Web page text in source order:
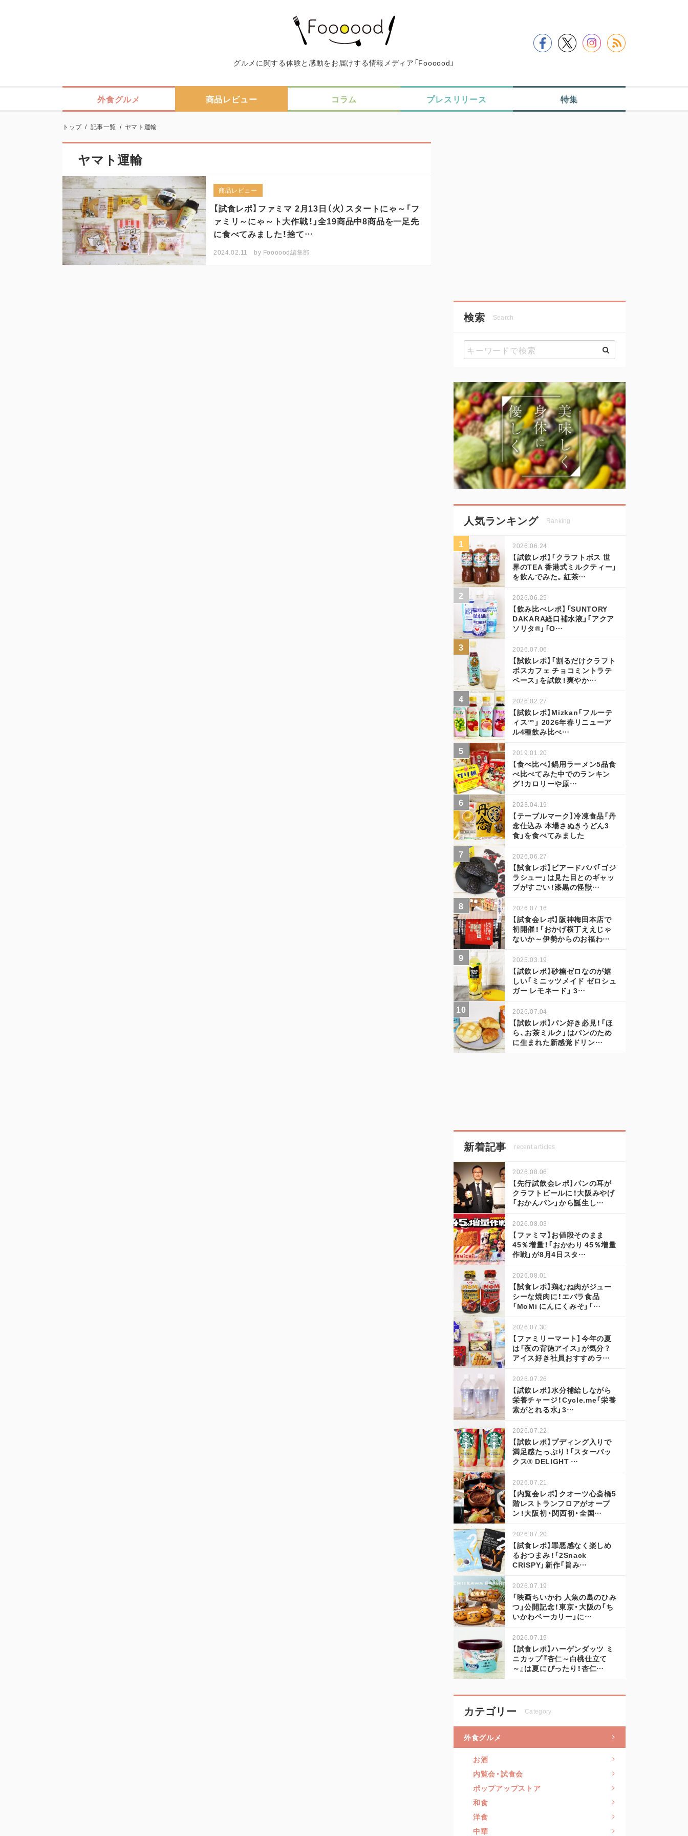
グルメに関する体験と感動をお届けする情報メディア「Foooood」
外食グルメ 商品レビュー コラム プレスリリース 特集
トップ / 記事一覧 / ヤマト運輸
ヤマト運輸
商品レビュー
【試食レポ】ファミマ 2月13日（火）スタートにゃ～「フ
ァミリ～にゃ～ト大作戦！」全19商品中8商品を一足先
に食べてみました！捨て…
2024.02.11 by Foooood編集部
検索 Search
人気ランキング Ranking
2026.06.24
【試飲レポ】「クラフトボス 世
界のTEA 香港式ミルクティー」
を飲んでみた。紅茶…
2026.06.25
【飲み比べレポ】「SUNTORY
DAKARA経口補水液」「アクア
ソリタ®」「O…
2026.07.06
【試飲レポ】「割るだけクラフト
ボスカフェ チョコミントラテ
ベース」を試飲！爽やか…
2026.02.27
【試飲レポ】Mizkan「フルーテ
ィス™」 2026年春リニューア
ル4種飲み比べ…
2019.01.20
【食べ比べ】鍋用ラーメン5品食
べ比べてみた中でのランキン
グ！カロリーや原…
2023.04.19
【テーブルマーク】冷凍食品「丹
念仕込み 本場さぬきうどん3
食」を食べてみました
2026.06.27
【試食レポ】ビアードパパ「ゴジ
ラシュー」は見た目とのギャッ
プがすごい！漆黒の怪獣…
2026.07.16
【試食会レポ】阪神梅田本店で
初開催！「おかげ横丁ええじゃ
ないか～伊勢からのお福わ…
2025.03.19
【試飲レポ】砂糖ゼロなのが嬉
しい「ミニッツメイド ゼロシュ
ガー レモネード」 3…
2026.07.04
【試飲レポ】パン好き必見！「ほ
ら、お茶ミルク」はパンのため
に生まれた新感覚ドリン…
新着記事 recent articles
2026.08.06
【先行試飲会レポ】パンの耳が
クラフトビールに！大阪みやげ
「おかんパン」から誕生し…
2026.08.03
【ファミマ】お値段そのまま
45％増量！「おかわり 45％増量
作戦」が8月4日スタ…
2026.08.01
【試食レポ】鶏むね肉がジュー
シーな焼肉に！エバラ食品
「MoMi にんにくみそ」「…
2026.07.30
【ファミリーマート】今年の夏
は「夜の背徳アイス」が気分？
アイス好き社員おすすめラ…
2026.07.26
【試飲レポ】水分補給しながら
栄養チャージ！Cycle.me「栄養
素がとれる水」3…
2026.07.22
【試飲レポ】プディング入りで
満足感たっぷり！「スターバッ
クス® DELIGHT …
2026.07.21
【内覧会レポ】クオーツ心斎橋5
階レストランフロアがオープ
ン！大阪初・関西初・全国…
2026.07.20
【試食レポ】罪悪感なく楽しめ
るおつまみ！「2Snack
CRISPY」新作「旨み…
2026.07.19
「映画ちいかわ 人魚の島のひみ
つ」公開記念！東京・大阪の「ち
いかわベーカリー」に…
2026.07.19
【試食レポ】ハーゲンダッツ ミ
ニカップ『杏仁～白桃仕立て
～』は夏にぴったり！杏仁…
カテゴリー Category
外食グルメ
お酒
内覧会・試食会
ポップアップストア
和食
洋食
中華